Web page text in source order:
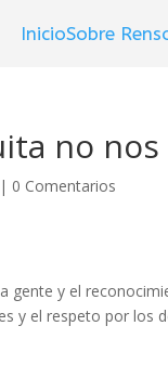
InicioSobre
no
| 0 Comentarios
gente y el
y el respeto por los